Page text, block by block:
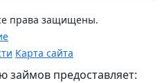
права защищены.
Карта сайта
займов предоставляет: